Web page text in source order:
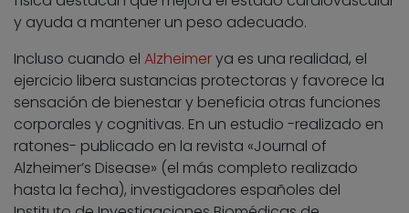
y ayuda a mantener un peso adecuado.
Incluso cuando el Alzheimerya es una realidad, el
ejercicio libera sustancias protectoras y favorece la
sensación de bienestar y beneficia otras funciones
corporales y cognitivas. En un estudio -realizado en
ratones- publicado en la revista «Journal of
Alzheimer’s Disease» (el más completo realizado
hasta la fecha), investigadores españoles del